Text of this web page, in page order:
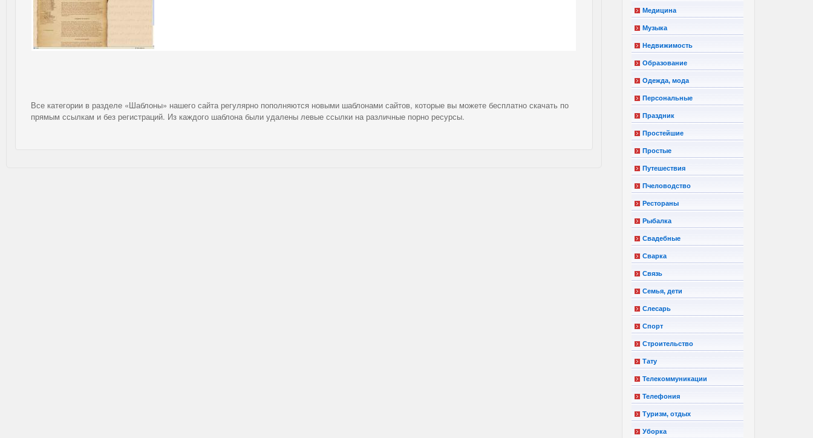
Все категории в разделе «Шаблоны» нашего сайта регулярно пополняются новыми шаблонами сайтов, которые вы можете бесплатно скачать по
прямым ссылкам и без регистраций. Из каждого шаблона были удалены левые ссылки на различные порно ресурсы.
Медицина
Музыка
Недвижимость
Образование
Одежда, мода
Персональные
Праздник
Простейшие
Простые
Путешествия
Пчеловодство
Рестораны
Рыбалка
Свадебные
Сварка
Связь
Семья, дети
Слесарь
Спорт
Строительство
Тату
Телекоммуникации
Телефония
Туризм, отдых
Уборка